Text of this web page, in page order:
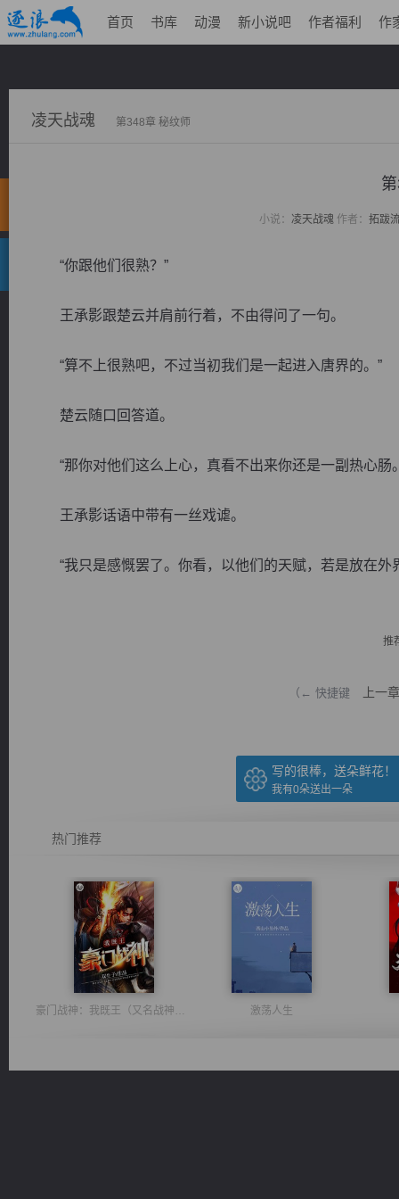
首页 书库 动漫 新小说吧 作者福利 作
凌天战魂 第348章 秘纹师
小说： 凌天战魂作者： 拓跋
“你跟他们很熟？”
王承影跟楚云并肩前行着，不由得问了一句。
“算不上很熟吧，不过当初我们是一起进入唐界的。”
楚云随口回答道。
“那你对他们这么上心，真看不出来你还是一副热心肠
王承影话语中带有一丝戏谑。
“我只是感慨罢了。你看，以他们的天赋，若是放在外
推
（← 快捷键 上一章
写的很棒，送朵鲜花！
我有0朵送出一朵
热门推荐
豪门战神：我既王（又名战神归来不败神婿修罗战神） 激荡人生